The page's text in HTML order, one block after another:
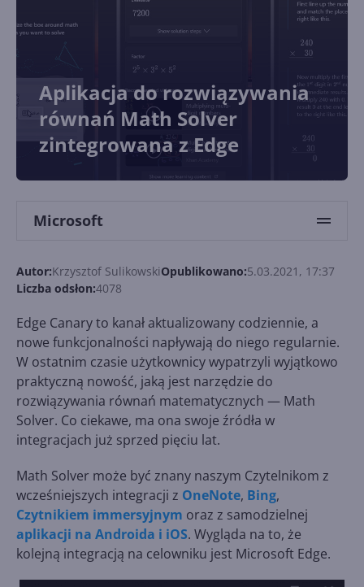
Aplikacja do rozwiązywania
równań Math Solver
zintegrowana z Edge
Microsoft
Autor:Krzysztof SulikowskiOpublikowano:5.03.2021, 17:37
Liczba odsłon:4078
Edge Canary to kanał aktualizowany codziennie, a
nowe funkcjonalności napływają do niego regularnie.
W ostatnim czasie użytkownicy wypatrzyli wyjątkowo
praktyczną nowość, jaką jest narzędzie do
rozwiązywania równań matematycznych — Math
Solver. Co ciekawe, ma ona swoje źródła w
integracjach już sprzed pięciu lat.
Math Solver może być znany naszym Czytelnikom z
wcześniejszych integracji z OneNote, Bing,
Czytnikiem immersyjnym oraz z samodzielnej
aplikacji na Androida i iOS. Wygląda na to, że
kolejną integracją na celowniku jest Microsoft Edge.